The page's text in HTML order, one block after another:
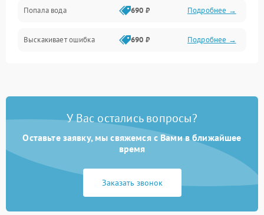
Разговор (микрофон, динамик)
Перегрев и нестабильная работа
Программные сбои
Попала вода 690 ₽ Подробнее →
Выскакивает ошибка 690 ₽ Подробнее →
У Вас остались вопросы?
Оставьте заявку, мы свяжемся с Вами в ближайшее
время
Заказать звонок